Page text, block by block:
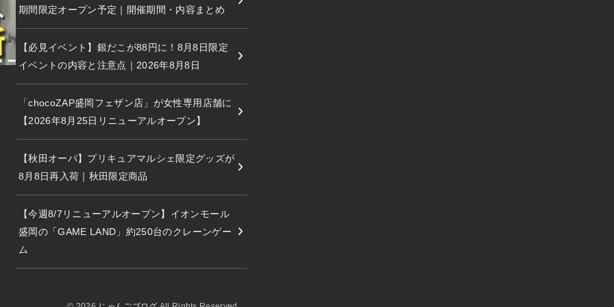
期間限定オープン予定｜開催期間・内容まとめ
【必見イベント】銀だこが88円に！8月8日限定
イベントの内容と注意点｜2026年8月8日
「chocoZAP盛岡フェザン店」が女性専用店舗に
【2026年8月25日リニューアルオープン】
【秋田オーパ】プリキュアマルシェ限定グッズが
8月8日再入荷｜秋田限定商品
【今週8/7リニューアルオープン】イオンモール
盛岡の「GAME LAND」約250台のクレーンゲー
ム